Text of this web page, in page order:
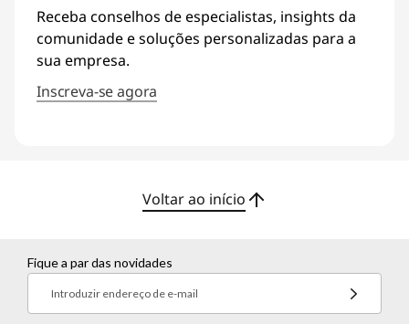
Receba conselhos de especialistas, insights da
comunidade e soluções personalizadas para a
sua empresa.
Inscreva-se agora
Voltar ao início
Fique a par das novidades
Introduzir endereço de e-mail